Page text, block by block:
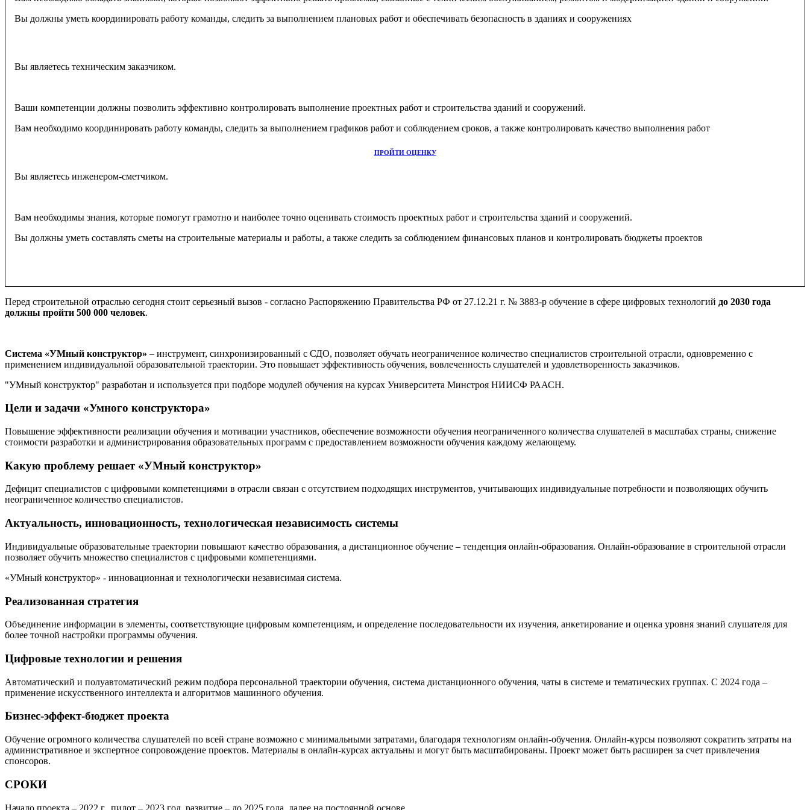
Вы должны уметь координировать работу команды, следить за выполнением плановых работ и обеспечивать безопасность в зданиях и сооружениях
Вы являетесь техническим заказчиком.
Ваши компетенции должны позволить эффективно контролировать выполнение проектных работ и строительства зданий и сооружений.
Вам необходимо координировать работу команды, следить за выполнением графиков работ и соблюдением сроков, а также контролировать качество выполнения работ
ПРОЙТИ ОЦЕНКУ
Вы являетесь инженером-сметчиком.
Вам необходимы знания, которые помогут грамотно и наиболее точно оценивать стоимость проектных работ и строительства зданий и сооружений.
Вы должны уметь составлять сметы на строительные материалы и работы, а также следить за соблюдением финансовых планов и контролировать бюджеты проектов
Перед строительной отраслью сегодня стоит серьезный вызов - согласно Распоряжению Правительства РФ от 27.12.21 г. № 3883-р обучение в сфере цифровых технологий до 2030 года
должны пройти 500 000 человек.
Система «УМный конструктор» – инструмент, синхронизированный с СДО, позволяет обучать неограниченное количество специалистов строительной отрасли, одновременно с
применением индивидуальной образовательной траектории. Это повышает эффективность обучения, вовлеченность слушателей и удовлетворенность заказчиков.
"УМный конструктор" разработан и используется при подборе модулей обучения на курсах Университета Минстроя НИИСФ РААСН.
Цели и задачи «Умного конструктора»
Повышение эффективности реализации обучения и мотивации участников, обеспечение возможности обучения неограниченного количества слушателей в масштабах страны, снижение
стоимости разработки и администрирования образовательных программ с предоставлением возможности обучения каждому желающему.
Какую проблему решает «УМный конструктор»
Дефицит специалистов с цифровыми компетенциями в отрасли связан с отсутствием подходящих инструментов, учитывающих индивидуальные потребности и позволяющих обучить
неограниченное количество специалистов.
Актуальность, инновационность, технологическая независимость системы
Индивидуальные образовательные траектории повышают качество образования, а дистанционное обучение – тенденция онлайн-образования. Онлайн-образование в строительной отрасли
позволяет обучить множество специалистов с цифровыми компетенциями.
«УМный конструктор» - инновационная и технологически независимая система.
Реализованная стратегия
Объединение информации в элементы, соответствующие цифровым компетенциям, и определение последовательности их изучения, анкетирование и оценка уровня знаний слушателя для
более точной настройки программы обучения.
Цифровые технологии и решения
Автоматический и полуавтоматический режим подбора персональной траектории обучения, система дистанционного обучения, чаты в системе и тематических группах. С 2024 года –
применение искусственного интеллекта и алгоритмов машинного обучения.
Бизнес-эффект-бюджет проекта
Обучение огромного количества слушателей по всей стране возможно с минимальными затратами, благодаря технологиям онлайн-обучения. Онлайн-курсы позволяют сократить затраты на
административное и экспертное сопровождение проектов. Материалы в онлайн-курсах актуальны и могут быть масштабированы. Проект может быть расширен за счет привлечения
спонсоров.
СРОКИ
Начало проекта – 2022 г., пилот – 2023 год, развитие – до 2025 года, далее на постоянной основе.